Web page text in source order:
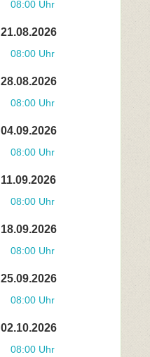
08:00 Uhr
21.08.2026
08:00 Uhr
28.08.2026
08:00 Uhr
04.09.2026
08:00 Uhr
11.09.2026
08:00 Uhr
18.09.2026
08:00 Uhr
25.09.2026
08:00 Uhr
02.10.2026
08:00 Uhr